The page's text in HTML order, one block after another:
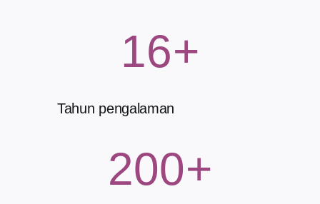
16+
Tahun pengalaman
200+